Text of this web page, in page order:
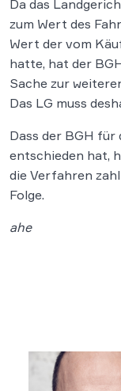
Da das
zum Wert des
Wert der vom
hatte, hat der
Sache zur
Das LG muss
Dass der BGH
entschieden hat,
die Verfahren
Folge.
ahe